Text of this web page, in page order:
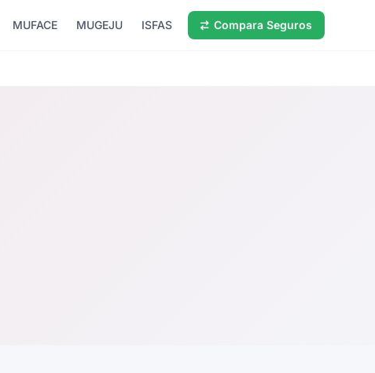
MUFACE MUGEJU ISFAS Compara Seguros